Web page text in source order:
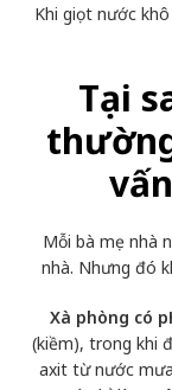
Khi giọt nước
Tại
Mỗi bà mẹ nhà
nhà. Nhưng đó
Xà phòng có
(kiềm), trong khi
axit từ nước